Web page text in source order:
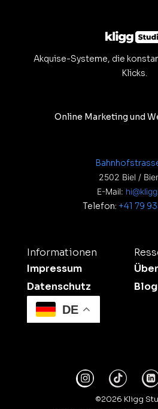
Akquise-Systeme, die
Klicks.
Online Marketing und
2502 Biel /
E-Mail:
Telefon: +41 79
Informationen
Impressum
Datenschutz
Blog
DE
©2026 Kligg